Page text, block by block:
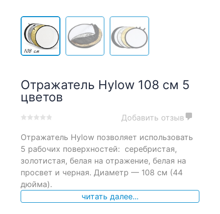
Отражатель Hylow 108 см 5
цветов
out
based
on
customer
ratings
Добавить отзыв
Отражатель Hylow позволяет использовать
5 рабочих поверхностей: серебристая,
золотистая, белая на отражение, белая на
просвет и черная. Диаметр — 108 см (44
дюйма).
читать далее...